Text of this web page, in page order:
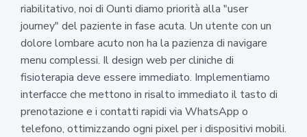
riabilitativo, noi di Ounti diamo priorità alla "user
journey" del paziente in fase acuta. Un utente con un
dolore lombare acuto non ha la pazienza di navigare
menu complessi. Il design web per cliniche di
fisioterapia deve essere immediato. Implementiamo
interfacce che mettono in risalto immediato il tasto di
prenotazione e i contatti rapidi via WhatsApp o
telefono, ottimizzando ogni pixel per i dispositivi mobili.